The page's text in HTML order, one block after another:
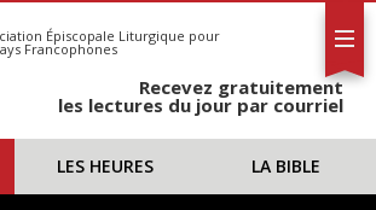
Épiscopale Liturgique pour
Francophones
Recevez gratuitement
les lectures du jour par courriel
LES HEURES LA BIBLE